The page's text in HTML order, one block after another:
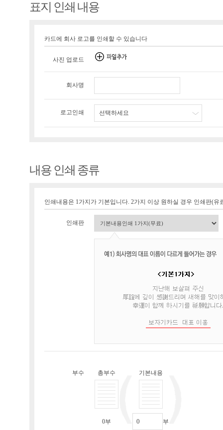
표지 인쇄 내용
카드에 회사 로고를 인쇄할 수 있습니다
사진 업로드
회사명
로고인쇄 선택하세요
내용 인쇄 종류
인쇄내용은 1가지가 기본입니다. 2가지 이상 원하실 경우 인쇄판(유
인쇄판
부수 총부수
0부
기본내용
부